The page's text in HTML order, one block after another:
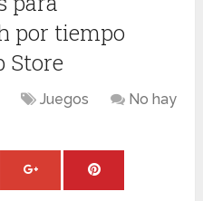
por tiempo
Store
Juegos
No hay